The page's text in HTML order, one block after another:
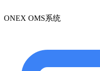
ONEX OMS系统